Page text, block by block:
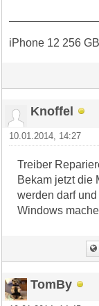
iPhone 12 256
Knoffel
10.01.2014, 14:27
Treiber
Bekam jetzt die
werden darf
Windows
TomBy